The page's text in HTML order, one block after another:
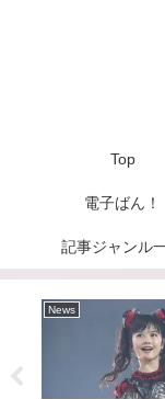
Top
電子ばん！
記事ジャンル
News